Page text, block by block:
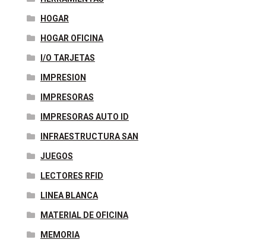
HOGAR
HOGAR OFICINA
I/O TARJETAS
IMPRESION
IMPRESORAS
IMPRESORAS AUTO ID
INFRAESTRUCTURA SAN
JUEGOS
LECTORES RFID
LINEA BLANCA
MATERIAL DE OFICINA
MEMORIA